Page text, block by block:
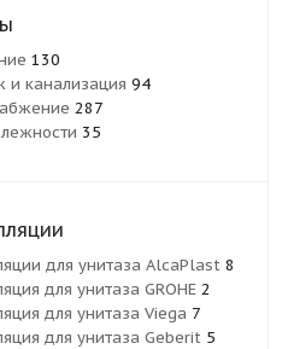
130
и канализация 94
287
35
для унитаза AlcaPlast 8
для унитаза GROHE 2
для унитаза Viega 7
для унитаза Geberit 5